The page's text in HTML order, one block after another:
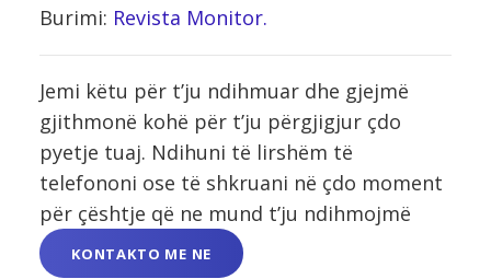
Burimi: Revista Monitor.
Jemi këtu për t’ju ndihmuar dhe gjejmë
gjithmonë kohë për t’ju përgjigjur çdo
pyetje tuaj. Ndihuni të lirshëm të
telefononi ose të shkruani në çdo moment
për çështje që ne mund t’ju ndihmojmë
KONTAKTO ME NE